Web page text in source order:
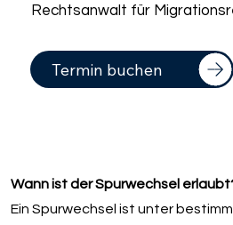
Rechtsanwalt für
Termin buchen
Wann ist der Spurwechsel
Ein Spurwechsel ist unter